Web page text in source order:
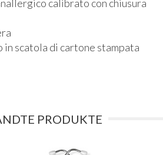
calibrato con chiusura
in scatola di cartone stampata
PRODUKTE